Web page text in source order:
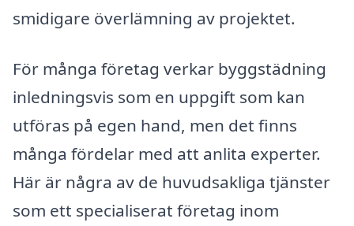
smidigare överlämning av projektet.
För många företag verkar byggstädning
inledningsvis som en uppgift som kan
utföras på egen hand, men det finns
många fördelar med att anlita experter.
Här är några av de huvudsakliga tjänster
som ett specialiserat företag inom